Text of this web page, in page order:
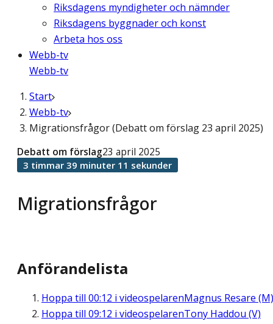
Riksdagens myndigheter och nämnder
Riksdagens byggnader och konst
Arbeta hos oss
Webb-tv
Webb-tv
Start
Webb-tv
Migrationsfrågor (Debatt om förslag 23 april 2025)
Migrationsfrågor
Debatt om förslag23 april 2025
3 timmar 39 minuter 11 sekunder
Anförandelista
Hoppa till 00:12 i videospelarenMagnus Resare (M)
Hoppa till 09:12 i videospelarenTony Haddou (V)